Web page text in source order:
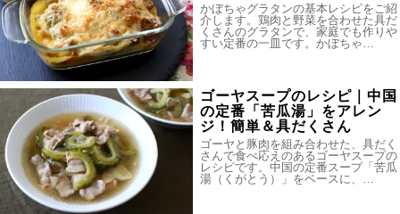
かぼちゃグラタンの基本レシピをご紹
介します。鶏肉と野菜を合わせた具だ
くさんのグラタンで、家庭でも作りや
すい定番の一皿です。かぼちゃ…
ゴーヤスープのレシピ｜中国
の定番「苦瓜湯」をアレン
ジ！簡単＆具だくさん
ゴーヤと豚肉を組み合わせた、具だく
さんで食べ応えのあるゴーヤスープの
レシピです。中国の定番スープ「苦瓜
湯（くがとう）」をベースに、…